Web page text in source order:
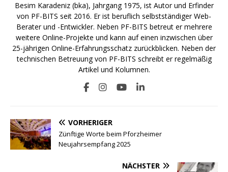
Besim Karadeniz (bka), Jahrgang 1975, ist Autor und Erfinder
von PF-BITS seit 2016. Er ist beruflich selbstständiger Web-
Berater und -Entwickler. Neben PF-BITS betreut er mehrere
weitere Online-Projekte und kann auf einen inzwischen über
25-jährigen Online-Erfahrungsschatz zurückblicken. Neben der
technischen Betreuung von PF-BITS schreibt er regelmäßig
Artikel und Kolumnen.
VORHERIGER
Zünftige Worte beim Pforzheimer
Neujahrsempfang 2025
NÄCHSTER